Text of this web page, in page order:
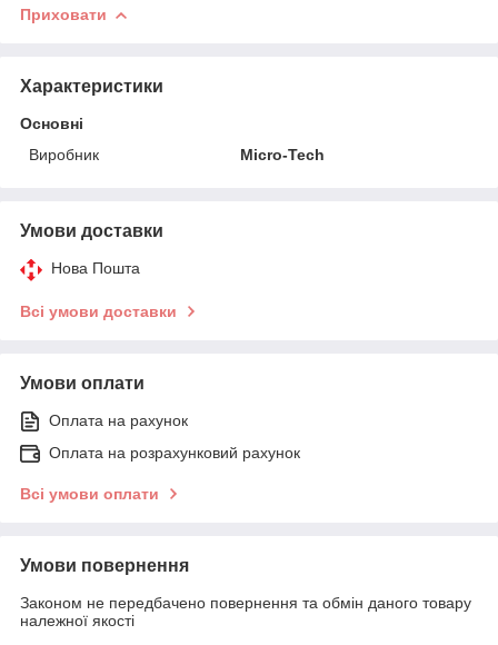
Приховати
Характеристики
Основні
Виробник
Micro-Tech
Умови доставки
Нова Пошта
Всі умови доставки
Умови оплати
Оплата на рахунок
Оплата на розрахунковий рахунок
Всі умови оплати
Умови повернення
Законом не передбачено повернення та обмін даного товару
належної якості